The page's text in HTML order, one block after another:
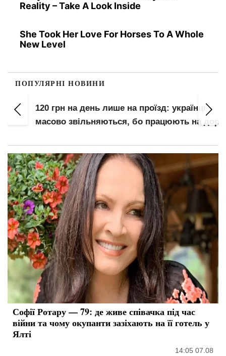
Reality – Take A Look Inside
She Took Her Love For Horses To A Whole
New Level
ПОПУЛЯРНІ НОВИНИ
120 грн на день лише на проїзд: українці
масово звільняються, бо працюють на дорогу
Софії Ротару — 79: де живе співачка під час
війни та чому окупанти зазіхають на її готель у
Ялті
14:05 07.08